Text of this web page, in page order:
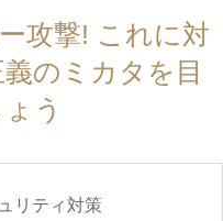

サイ


攻撃! これに対
のミカタを目
う
リティ対策